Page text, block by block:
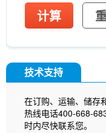
计算
技术支持
在订购、运输、储存
热线电话400-668-
时内尽快联系您。